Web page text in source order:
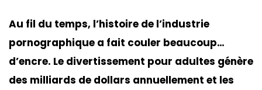
Au fil du temps, l’histoire de l’industrie
pornographique a fait couler beaucoup…
d’encre. Le divertissement pour adultes génère
des milliards de dollars annuellement et les